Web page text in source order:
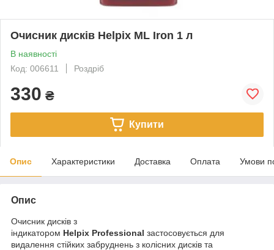
Очисник дисків Helpix ML Iron 1 л
В наявності
Код: 006611
Роздріб
330 ₴
Купити
Опис Характеристики Доставка Оплата Умови
Опис
Очисник дисків з
індикатором Helpix Professional застосовується для
видалення стійких забруднень з колісних дисків та